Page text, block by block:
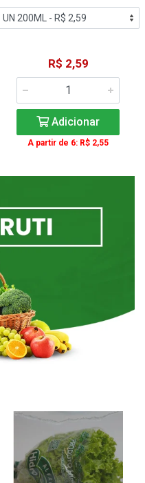
R$ 2,59
Adicionar
A partir de 6: R$ 2,55